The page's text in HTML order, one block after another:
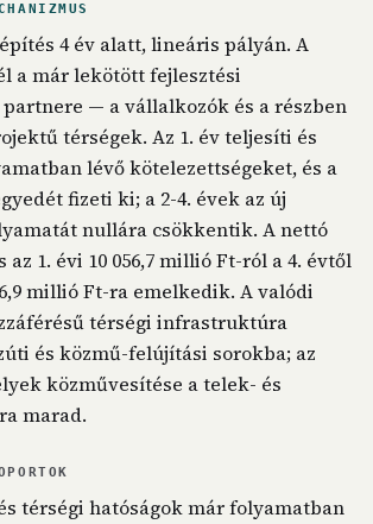
4 év alatt, lineáris pályán. A
a már lekötött fejlesztési
partnere — a vállalkozók és a részben
térségek. Az 1. év teljesíti és
lévő kötelezettségeket, és a
fizeti ki; a 2-4. évek az új
nullára csökkentik. A nettó
1. évi 10 056,7 millió Ft-ról a 4. évtől
millió Ft-ra emelkedik. A valódi
térségi infrastruktúra
és közmű-felújítási sorokba; az
közművesítése a telek- és
marad.
térségi hatóságok már folyamatban